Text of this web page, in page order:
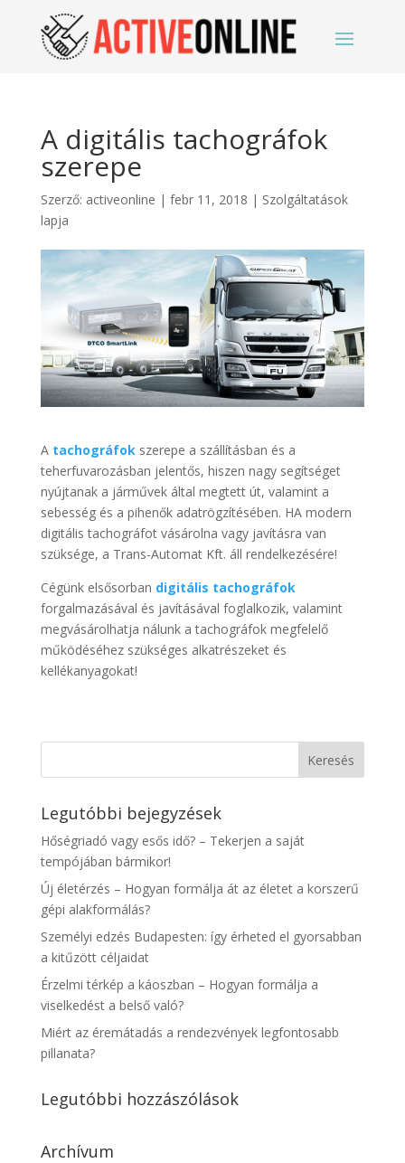
A digitális tachográfok
szerepe
Szerző: activeonline | febr 11, 2018 | Szolgáltatások
lapja
A tachográfokszerepe a szállításban és a
teherfuvarozásban jelentős, hiszen nagy segítséget
nyújtanak a járművek által megtett út, valamint a
sebesség és a pihenők adatrögzítésében. HA modern
digitális tachográfot vásárolna vagy javításra van
szüksége, a Trans-Automat Kft. áll rendelkezésére!
Cégünk elsősorban digitális tachográfok
forgalmazásával és javításával foglalkozik, valamint
megvásárolhatja nálunk a tachográfok megfelelő
működéséhez szükséges alkatrészeket és
kellékanyagokat!
Legutóbbi bejegyzések
Hőségriadó vagy esős idő? – Tekerjen a saját
tempójában bármikor!
Új életérzés – Hogyan formálja át az életet a korszerű
gépi alakformálás?
Személyi edzés Budapesten: így érheted el gyorsabban
a kitűzött céljaidat
Érzelmi térkép a káoszban – Hogyan formálja a
viselkedést a belső való?
Miért az éremátadás a rendezvények legfontosabb
pillanata?
Legutóbbi hozzászólások
Archívum